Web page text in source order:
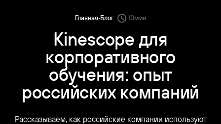
Назад
Назад
Назад
Назад
Главная·Блог 10мин
Kinescope для
корпоративного
обучения: опыт
российских компаний
Рассказываем, как российские компании используют